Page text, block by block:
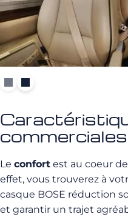
Le confort est au coeur de
effet, vous trouverez à
casque BOSE réduction
et garantir un trajet